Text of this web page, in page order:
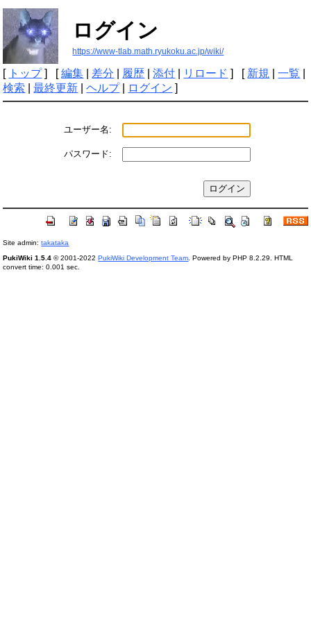
ログイン
https://www-tlab.math.ryukoku.ac.jp/wiki/
[ トップ] [編集 差分 履歴 |添付 リロード ] [ 新規 |一覧
検索 |最終更新 |ヘルプ| ログイン ]
ユーザー名:
パスワード:
Site admin:takataka
PukiWiki 1.5.4 © 2001-2022PukiWiki Development Team. Powered by PHP 8.2.29. HTML
convert time: 0.001 sec.